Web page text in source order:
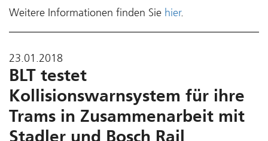
Weitere Informationen finden Sie hier.
23.01.2018
BLT testet
Kollisionswarnsystem für ihre
Trams in Zusammenarbeit mit
Stadler und Bosch Rail